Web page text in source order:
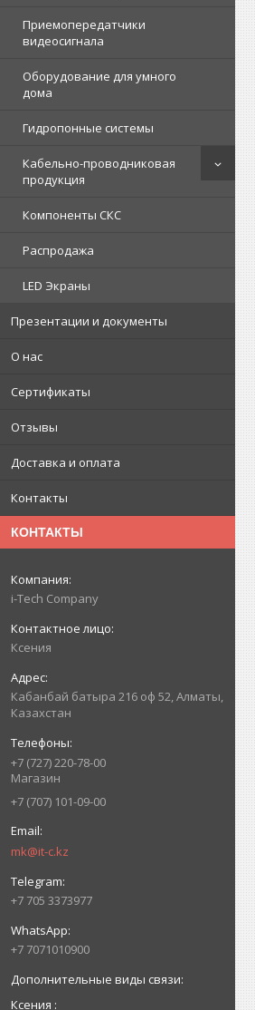
Приемопередатчики
видеосигнала
Оборудование для умного
дома
Гидропонные системы
Кабельно-проводниковая
продукция
Компоненты СКС
Распродажа
LED Экраны
Презентации и документы
О нас
Сертификаты
Отзывы
Доставка и оплата
Контакты
КОНТАКТЫ
i-Tech Company
Ксения
Кабанбай батыра 216 оф 52, Алматы,
Казахстан
+7 (727) 220-78-00
Магазин
+7 (707) 101-09-00
mk@it-c.kz
+7 705 3373977
+7 7071010900
Ксения